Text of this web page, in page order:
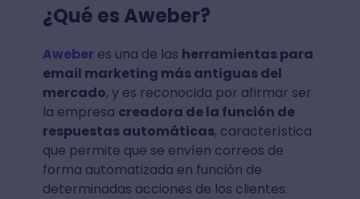
¿Qué es Aweber?
Aweber es una de las herramientas para
email marketing más antiguas del
mercado, y es reconocida por afirmar ser
la empresa creadora de la función de
respuestas automáticas, característica
que permite que se envíen correos de
forma automatizada en función de
determinadas acciones de los clientes.